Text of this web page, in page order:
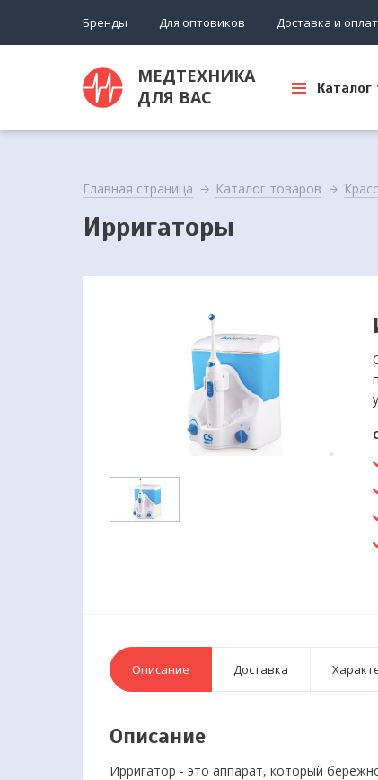
Бренды Для оптовиков Доставка и
МЕДТЕХНИКА
ДЛЯ ВАС
Каталог
Главная страница Каталог товаров
Ирригаторы
Описание Доставка
Описание
Ирригатор - это аппарат, который